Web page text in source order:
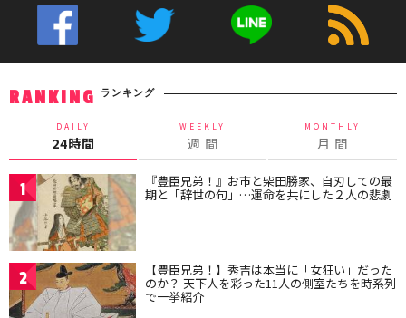
RANKING ランキング
DAILY
24時間
WEEKLY
週 間
MONTHLY
月 間
1 『豊臣兄弟！』お市と柴田勝家、自刃しての最
期と「辞世の句」…運命を共にした２人の悲劇
2 【豊臣兄弟！】秀吉は本当に「女狂い」だった
のか？ 天下人を彩った11人の側室たちを時系列
で一挙紹介